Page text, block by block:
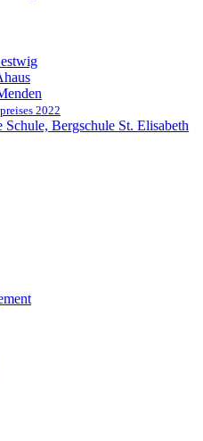
2022
Bergschule St. Elisabeth